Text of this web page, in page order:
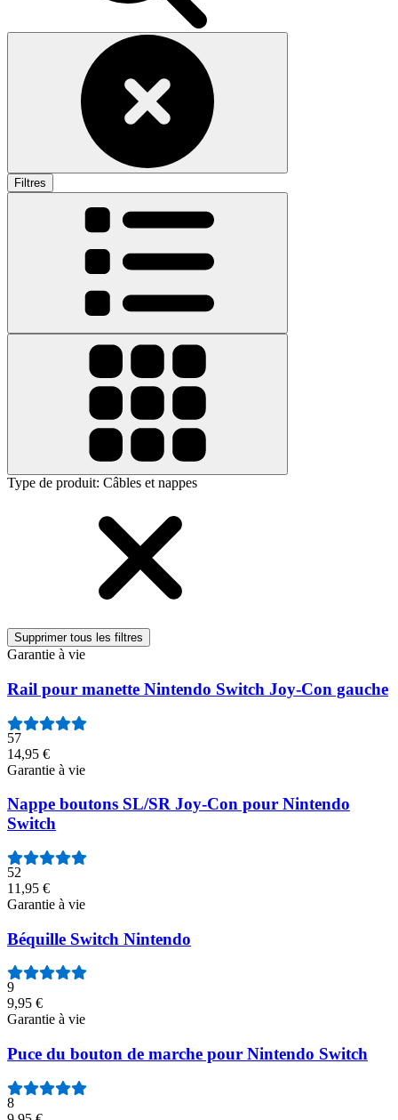
Filtres
Type de produit: Câbles et nappes
Supprimer tous les filtres
Garantie à vie
Rail pour manette Nintendo Switch Joy-Con gauche
57
14,95 €
Garantie à vie
Nappe boutons SL/SR Joy-Con pour Nintendo
Switch
52
11,95 €
Garantie à vie
Béquille Switch Nintendo
9
9,95 €
Garantie à vie
Puce du bouton de marche pour Nintendo Switch
8